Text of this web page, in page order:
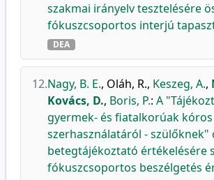
szakmai irányelv tesztelésére
fókuszcsoportos interjú
DEA
12.Nagy, B. E., Oláh, R., Keszeg, A.,
Kovács, D., Boris, P.: A
gyermek- és fiatalkorúak kóros
szerhasználatáról - szülőknek"
betegtájékoztató értékelésére
fókuszcsoportos beszélgetés